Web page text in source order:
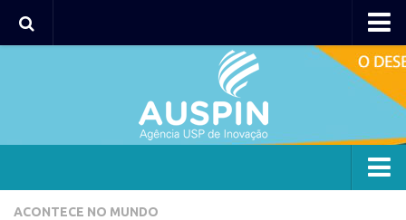
Agência
ACONTECE NO MUNDO